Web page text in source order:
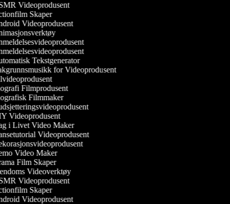
Videoprodusent
Skaper
Videoprodusent
Tekstgenerator
for Videoprodusent
Filmprodusent
Filmmaker
Videoprodusent
i Livet Video Maker
Videoprodusent
Video Maker
Film Skaper
Videoverktøy
Videoprodusent
Skaper
Videoprodusent